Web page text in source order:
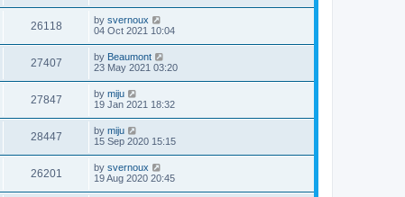
26118 by svernoux
04 Oct 2021 10:04
27407 by Beaumont
23 May 2021 03:20
27847 by miju
19 Jan 2021 18:32
28447 by miju
15 Sep 2020 15:15
26201 by svernoux
19 Aug 2020 20:45